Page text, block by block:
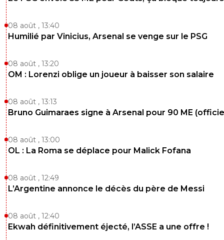
08 août , 13:40
Humilié par Vinicius, Arsenal se venge sur le PSG
08 août , 13:20
OM : Lorenzi oblige un joueur à baisser son salaire
08 août , 13:13
Bruno Guimaraes signe à Arsenal pour 90 ME
08 août , 13:00
OL : La Roma se déplace pour Malick Fofana
08 août , 12:49
L’Argentine annonce le décès du père de Messi
08 août , 12:40
Ekwah définitivement éjecté, l’ASSE a une offre !